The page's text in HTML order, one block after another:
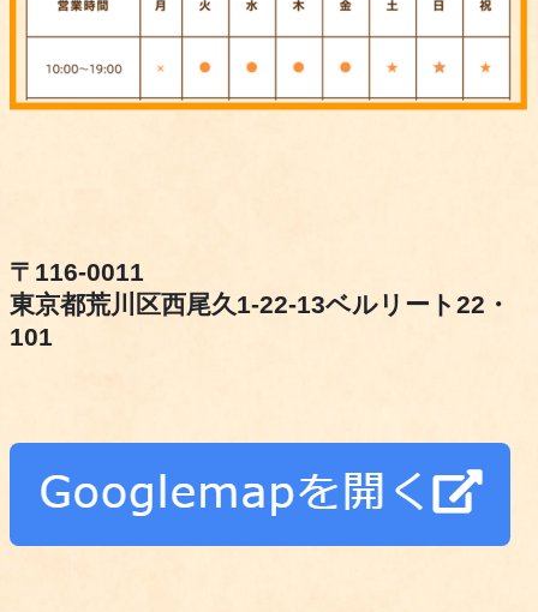
〒116-0011
東京都荒川区西尾久1-22-13ベルリート22・
101